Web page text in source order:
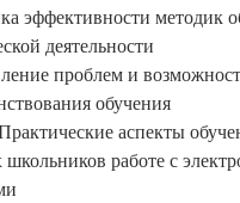
эффективности методик
деятельности
проблем и
обучения
аспекты
работе с